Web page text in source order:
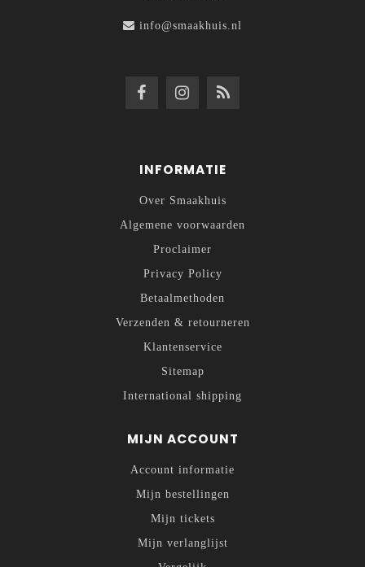
info@smaakhuis.nl
INFORMATIE
Over Smaakhuis
Algemene voorwaarden
Proclaimer
Privacy Policy
Betaalmethoden
Verzenden & retourneren
Klantenservice
Sitemap
International shipping
MIJN ACCOUNT
Account informatie
Mijn bestellingen
Mijn tickets
Mijn verlanglijst